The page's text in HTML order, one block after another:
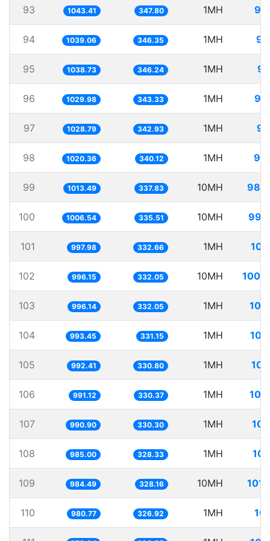
93 1043.41 347.80 1MH
94 1039.06 346.35 1MH
95 1038.73 346.24 1MH
96 1029.98 343.33 1MH
97 1028.79 342.93 1MH
98 1020.36 340.12 1MH
99 1013.49 337.83 10MH
100 1006.54 335.51 10MH
101 997.98 332.66 1MH
102 996.15 332.05 10MH
103 996.14 332.05 1MH
104 993.45 331.15 1MH
105 992.41 330.80 1MH
106 991.12 330.37 1MH
107 990.90 330.30 1MH
108 985.00 328.33 1MH
109 984.49 328.16 10MH
110 980.77 326.92 1MH